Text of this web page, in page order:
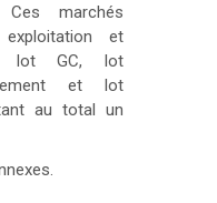
marchés
et
lot GC, lot
et lot
au total un